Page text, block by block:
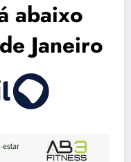
abaixo
Janeiro